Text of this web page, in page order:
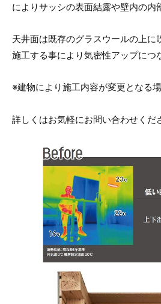
によりサッシの表面結露や壁内の内
天井面は既存のグラスウールの上に
施工する事により気密性アップにつ
※建物により施工内容が変更となる場
詳しくはお気軽にお問い合わせくだ